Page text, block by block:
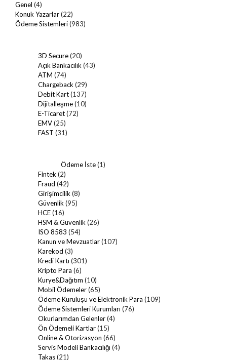
Genel (4)
Konuk Yazarlar(22)
Ödeme Sistemleri(983)
3D Secure(20)
Açık Bankacılık (43)
ATM (74)
Chargeback (29)
Debit Kart(137)
Dijitalleşme(10)
E-Ticaret(72)
EMV(25)
FAST (31)
Ödeme İste(1)
Fintek (2)
Fraud (42)
Girişimcilik (8)
Güvenlik (95)
HCE(16)
HSM & Güvenlik (26)
ISO 8583 (54)
Kanun ve Mevzuatlar(107)
Karekod (3)
Kredi Kartı (301)
Kripto Para (6)
Kurye&Dağıtım (10)
Mobil Ödemeler(65)
Ödeme Kuruluşu ve Elektronik Para (109)
Ödeme Sistemleri Kurumları (76)
Okurlarımdan Gelenler(4)
Ön Ödemeli Kartlar(15)
Online & Otorizasyon (66)
Servis Modeli Bankacılığı (4)
Takas(21)